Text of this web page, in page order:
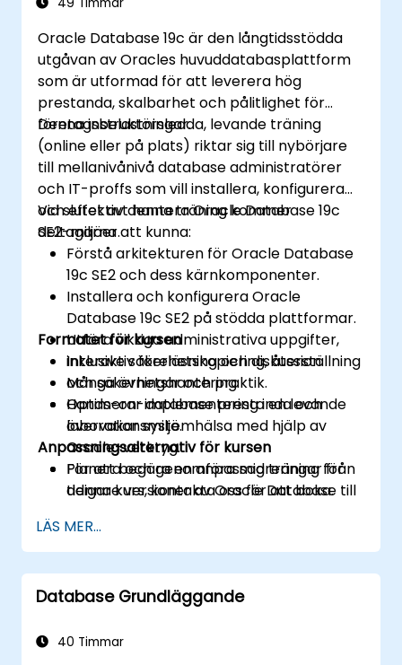
Oracle Database 19c är den långtidsstödda
utgåvan av Oracles huvuddatabasplattform
som är utformad för att leverera hög
prestanda, skalbarhet och pålitlighet för
företagsbelastningar.
Denna instruktörsledda, levande träning
(online eller på plats) riktar sig till nybörjare
till mellanivånivå database administratörer
och IT-proffs som vill installera, konfigurera
och effektivt hantera Oracle Database 19c
SE2-miljöer.
Vid slutet av denna träning kommer
deltagarna att kunna:
Förstå arkitekturen för Oracle Database
19c SE2 och dess kärnkomponenter.
Installera och konfigurera Oracle
Database 19c SE2 på stödda plattformar.
Utföra viktiga administrativa uppgifter,
inklusive säkerhetskopiering, återställning
och säkerhetshantering.
Optimerar database prestanda och
övervakar systemhälsa med hjälp av
Oracle-verktyg.
Planera och genomföra migreringar från
tidigare versioner av Oracle Database till
Formatet för kursen
Interaktiv föreläsning och diskussion.
Många övningar och praktik.
Hands-on-implementering i en levande
laborationsmiljö.
Anpassningsalternativ för kursen
För att begära en anpassad träning för
denna kurs, kontakta oss för att boka.
LÄS MER...
Database Grundläggande
40 Timmar